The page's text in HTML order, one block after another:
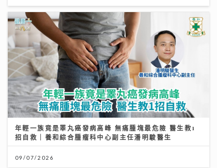
年輕一族竟是睪丸癌發病高峰 無痛腫塊最危險 醫生教1
招自救｜養和綜合腫瘤科中心副主任潘明駿醫生
09/07/2026